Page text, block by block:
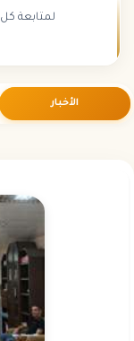
لمتابعة
الأخبار